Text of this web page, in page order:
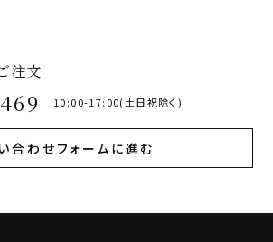
注文
10:00-17:00(土日祝除く)
合わせフォームに進む